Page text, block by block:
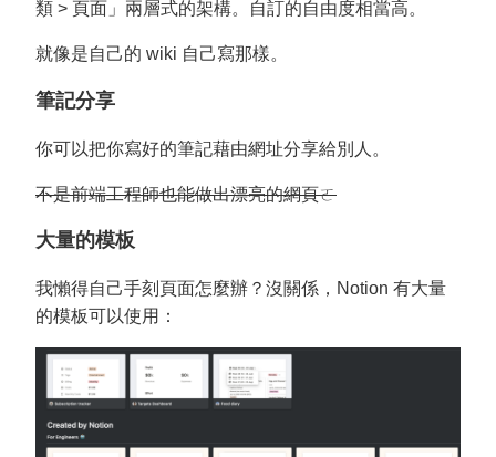
類 > 頁面」兩層式的架構。自訂的自由度相當高。
就像是自己的 wiki 自己寫那樣。
筆記分享
你可以把你寫好的筆記藉由網址分享給別人。
不是前端工程師也能做出漂亮的網頁ㄛ
大量的模板
我懶得自己手刻頁面怎麼辦？沒關係，Notion 有大量
的模板可以使用：